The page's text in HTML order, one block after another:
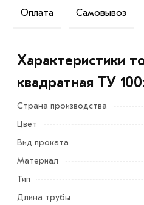
Оплата Самовывоз
Характеристики
квадратная ТУ
Страна производства
Цвет
Вид проката
Материал
Тип
Длина трубы